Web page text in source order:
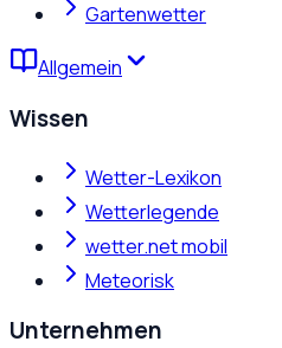
Gartenwetter
Allgemein
Wissen
Wetter-Lexikon
Wetterlegende
wetter.net mobil
Meteorisk
Unternehmen